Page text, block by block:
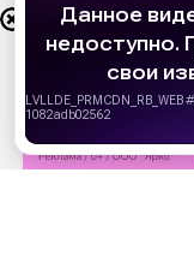
АО «Издательство
для
удобства
запретить
своего
жареного мяса.
этом не
если ты чего-то
значит,
что тебе это
нужно есть